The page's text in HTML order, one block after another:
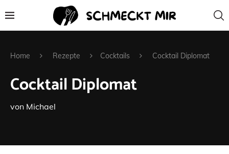
Home Rezepte Cocktails Cocktail Diplomat
Cocktail Diplomat
von Michael